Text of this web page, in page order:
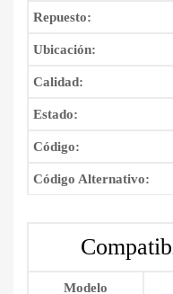
Repuesto:
Ubicación:
Calidad:
Estado:
Código:
Código Alternativo:
Modelo